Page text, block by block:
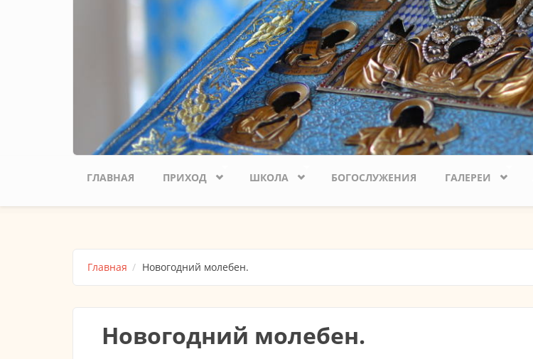
ГЛАВНАЯ ПРИХОД ШКОЛА БОГОСЛУЖЕНИЯ ГАЛЕРЕИ
Главная Новогодний молебен.
Новогодний молебен.